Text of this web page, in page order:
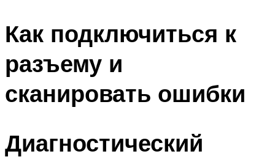
Как подключиться к
разъему и
сканировать ошибки
Диагностический